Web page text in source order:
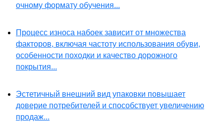
очному формату обучения...
Процесс износа набоек зависит от множества
факторов, включая частоту использования обуви,
особенности походки и качество дорожного
покрытия...
Эстетичный внешний вид упаковки повышает
доверие потребителей и способствует увеличению
продаж...